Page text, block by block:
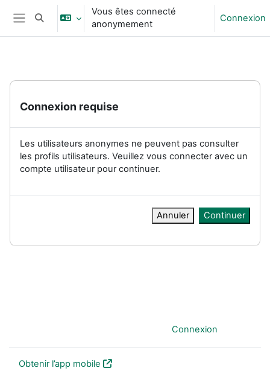
Passer au contenu principal
Panneau latéral
Activer/désactiver la saisie de recherche
Vous êtes connecté
anonymement
Connexion
Connexion requise
Les utilisateurs anonymes ne peuvent pas consulter
les profils utilisateurs. Veuillez vous connecter avec un
compte utilisateur pour continuer.
Annuler Continuer
Connexion
Obtenir l’app mobile